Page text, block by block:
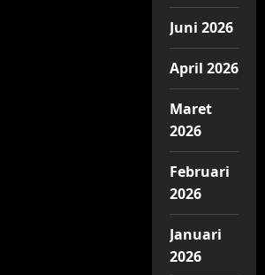
Juni 2026
April 2026
Maret
2026
Februari
2026
Januari
2026